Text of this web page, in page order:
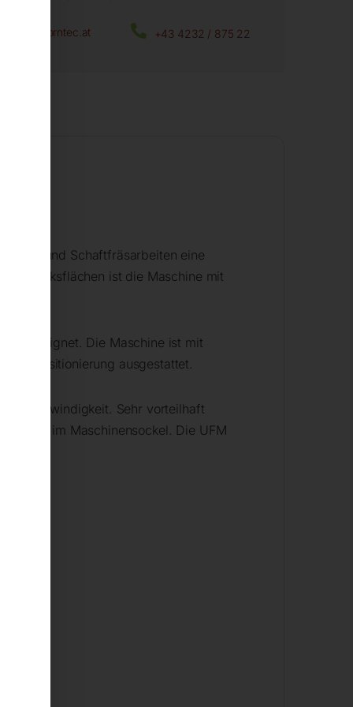
office@horntec.at +43 4232 / 875 22
Plan- und Schaftfräsarbeiten eine
ist die Maschine mit
geeignet. Die Maschine ist mit
ausgestattet.
Sehr vorteilhaft
Tank im Maschinensockel. Die UFM